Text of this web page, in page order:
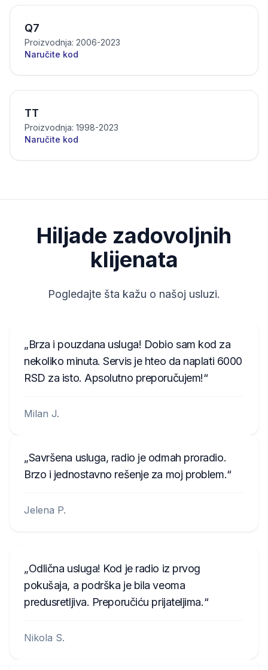
Q7
Proizvodnja: 2006-2023
Naručite kod
TT
Proizvodnja: 1998-2023
Naručite kod
Hiljade zadovoljnih
klijenata
Pogledajte šta kažu o našoj usluzi.
Brza i pouzdana usluga! Dobio sam kod za
nekoliko minuta. Servis je hteo da naplati 6000
RSD za isto. Apsolutno preporučujem!
Milan J.
Savršena usluga, radio je odmah proradio.
Brzo i jednostavno rešenje za moj problem.
Jelena P.
Odlična usluga! Kod je radio iz prvog
pokušaja, a podrška je bila veoma
predusretljiva. Preporučiću prijateljima.
Nikola S.